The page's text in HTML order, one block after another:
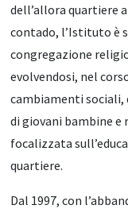
dell’allora quartiere
contado, l’Istituto è
congregazione
evolvendosi, nel
cambiamenti sociali,
di giovani bambine e
focalizzata
quartiere.
Dal 1997, con